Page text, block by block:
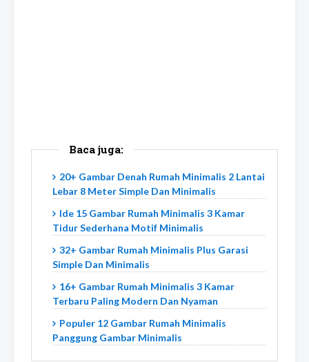
Baca juga:
20+ Gambar Denah Rumah Minimalis 2 Lantai
Lebar 8 Meter Simple Dan Minimalis
Ide 15 Gambar Rumah Minimalis 3 Kamar
Tidur Sederhana Motif Minimalis
32+ Gambar Rumah Minimalis Plus Garasi
Simple Dan Minimalis
16+ Gambar Rumah Minimalis 3 Kamar
Terbaru Paling Modern Dan Nyaman
Populer 12 Gambar Rumah Minimalis
Panggung Gambar Minimalis